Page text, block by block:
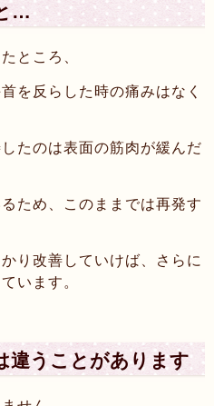
…
ところ、
を反らした時の痛みはなく
たのは表面の筋肉が緩んだ
ため、このままでは再発す
り改善していけば、さらに
います。
違うことがあります